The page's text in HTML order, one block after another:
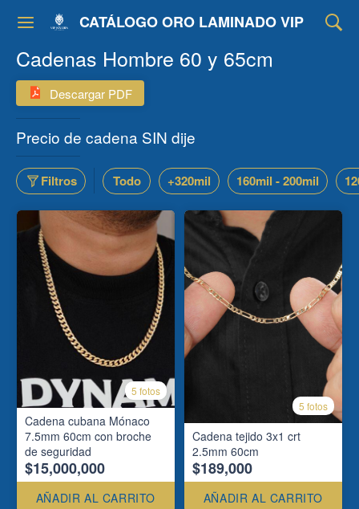
CATÁLOGO ORO LAMINADO VIP
Cadenas Hombre 60 y 65cm
Descargar PDF
Precio de cadena SIN dije
Filtros Todo +320mil 160mil - 200mil
5 fotos
Cadena cubana Mónaco
7.5mm 60cm con broche
de seguridad
$15,000,000
AÑADIR AL CARRITO
5 fotos
Cadena tejido 3x1 crt
2.5mm 60cm
$189,000
AÑADIR AL CARRITO